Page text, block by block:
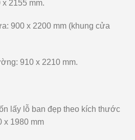
x 2155 mm.
900 x 2200 mm (khung cửa
910 x 2210 mm.
lấy lỗ ban đẹp theo kích thước
x 1980 mm